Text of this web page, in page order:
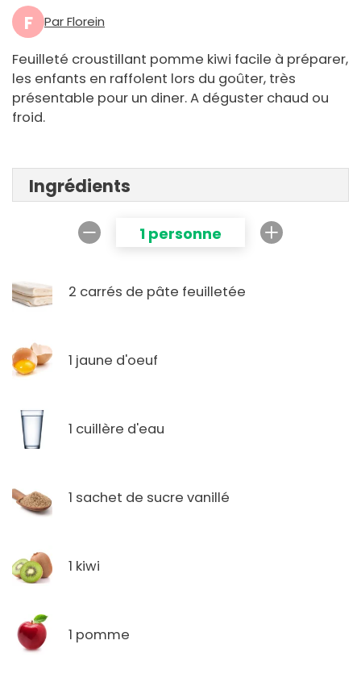
F Par Florein
Feuilleté croustillant pomme kiwi facile à préparer,
les enfants en raffolent lors du goûter, très
présentable pour un diner. A déguster chaud ou
froid.
Ingrédients
1 personne
2 carrés de pâte feuilletée
1 jaune d'oeuf
1 cuillère d'eau
1 sachet de sucre vanillé
1 kiwi
1 pomme